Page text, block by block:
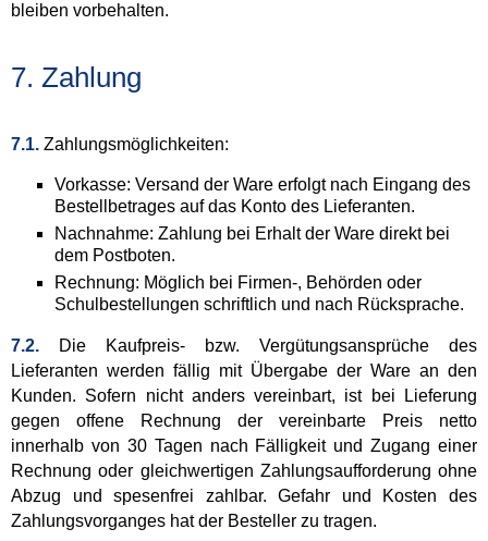
bleiben vorbehalten.
7. Zahlung
7.1. Zahlungsmöglichkeiten:
Vorkasse: Versand der Ware erfolgt nach Eingang des
Bestellbetrages auf das Konto des Lieferanten.
Nachnahme: Zahlung bei Erhalt der Ware direkt bei
dem Postboten.
Rechnung: Möglich bei Firmen-, Behörden oder
Schulbestellungen schriftlich und nach Rücksprache.
7.2.
Die Kaufpreis- bzw. Vergütungsansprüche des
Lieferanten werden fällig mit Übergabe der Ware an den
Kunden. Sofern nicht anders vereinbart, ist bei Lieferung
gegen offene Rechnung der vereinbarte Preis netto
innerhalb von 30 Tagen nach Fälligkeit und Zugang einer
Rechnung oder gleichwertigen Zahlungsaufforderung ohne
Abzug und spesenfrei zahlbar. Gefahr und Kosten des
Zahlungsvorganges hat der Besteller zu tragen.